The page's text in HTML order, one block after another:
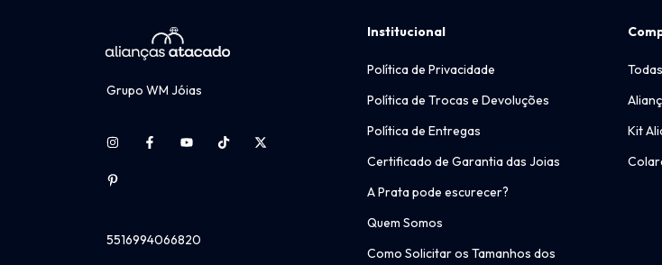
Grupo WM Jóias
5516994066820
Institucional
Política de Privacidade
Política de Trocas e Devoluções
Política de Entregas
Certificado de Garantia das Joias
A Prata pode escurecer?
Quem Somos
Como Solicitar os Tamanhos dos
Kit